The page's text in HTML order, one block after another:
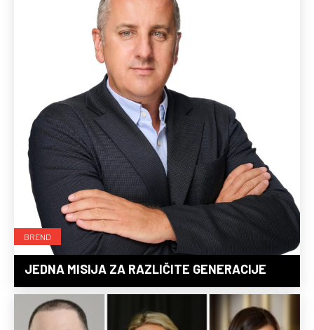
BREND
JEDNA MISIJA ZA RAZLIČITE GENERACIJE